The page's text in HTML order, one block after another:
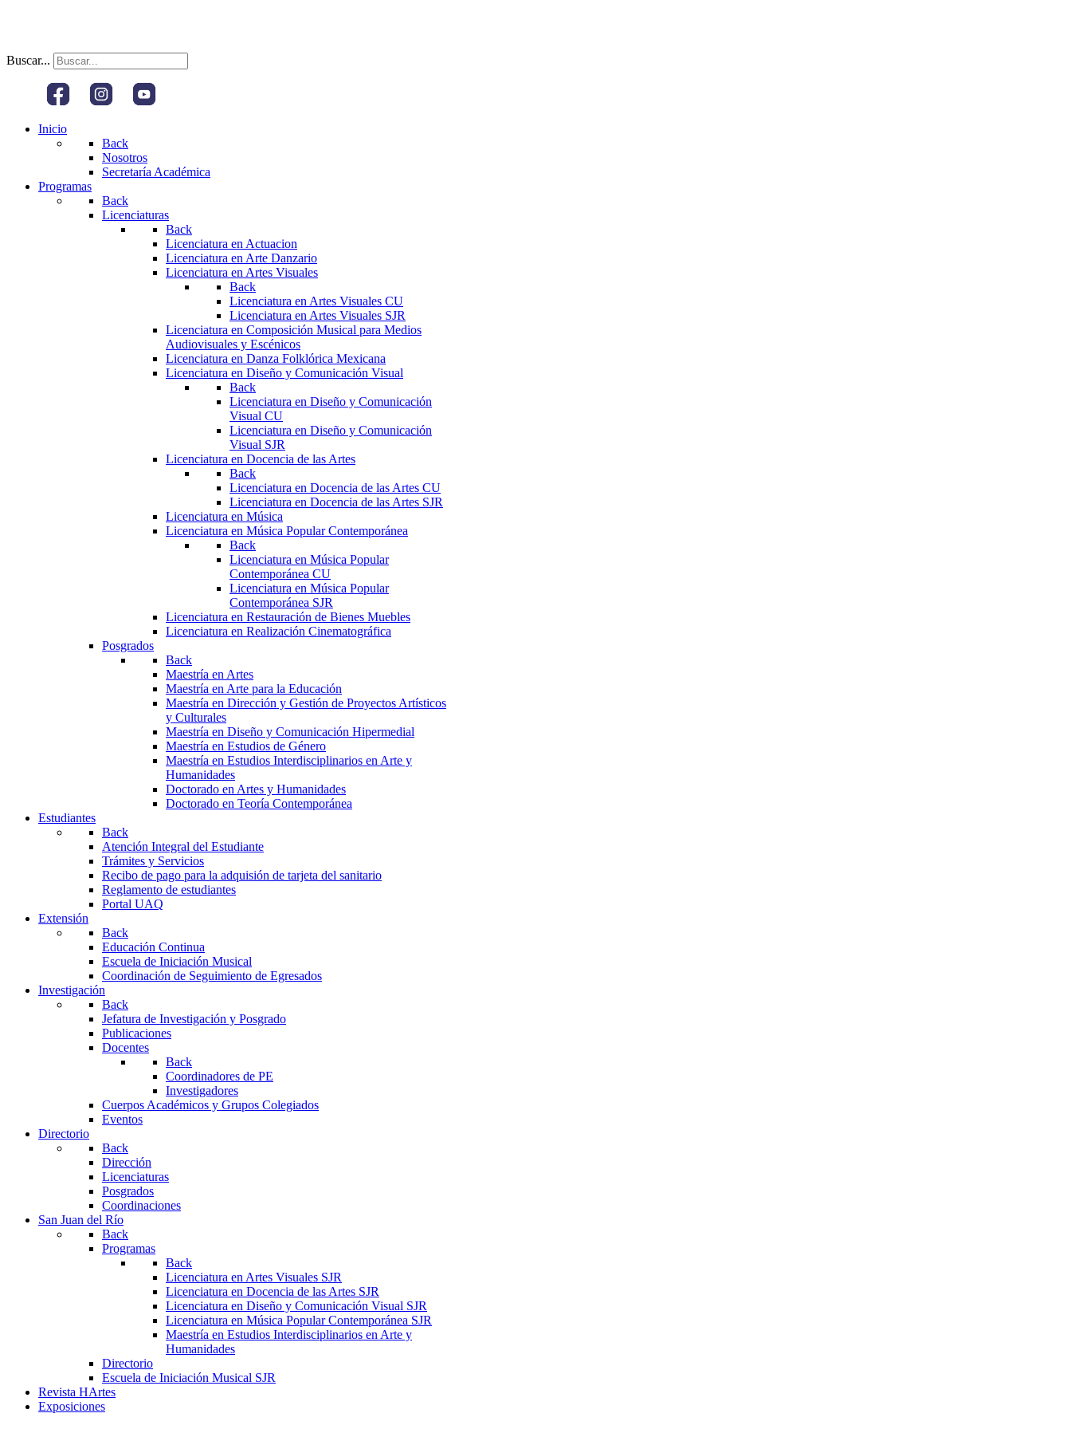
Buscar...
Inicio
Back
Nosotros
Secretaría Académica
Programas
Back
Licenciaturas
Back
Licenciatura en Actuacion
Licenciatura en Arte Danzario
Licenciatura en Artes Visuales
Back
Licenciatura en Artes Visuales CU
Licenciatura en Artes Visuales SJR
Licenciatura en Composición Musical para Medios
Audiovisuales y Escénicos
Licenciatura en Danza Folklórica Mexicana
Licenciatura en Diseño y Comunicación Visual
Back
Licenciatura en Diseño y Comunicación
Visual CU
Licenciatura en Diseño y Comunicación
Visual SJR
Licenciatura en Docencia de las Artes
Back
Licenciatura en Docencia de las Artes CU
Licenciatura en Docencia de las Artes SJR
Licenciatura en Música
Licenciatura en Música Popular Contemporánea
Back
Licenciatura en Música Popular
Contemporánea CU
Licenciatura en Música Popular
Contemporánea SJR
Licenciatura en Restauración de Bienes Muebles
Licenciatura en Realización Cinematográfica
Posgrados
Back
Maestría en Artes
Maestría en Arte para la Educación
Maestría en Dirección y Gestión de Proyectos Artísticos
y Culturales
Maestría en Diseño y Comunicación Hipermedial
Maestría en Estudios de Género
Maestría en Estudios Interdisciplinarios en Arte y
Humanidades
Doctorado en Artes y Humanidades
Doctorado en Teoría Contemporánea
Estudiantes
Back
Atención Integral del Estudiante
Trámites y Servicios
Recibo de pago para la adquisión de tarjeta del sanitario
Reglamento de estudiantes
Portal UAQ
Extensión
Back
Educación Continua
Escuela de Iniciación Musical
Coordinación de Seguimiento de Egresados
Investigación
Back
Jefatura de Investigación y Posgrado
Publicaciones
Docentes
Back
Coordinadores de PE
Investigadores
Cuerpos Académicos y Grupos Colegiados
Eventos
Directorio
Back
Dirección
Licenciaturas
Posgrados
Coordinaciones
San Juan del Río
Back
Programas
Back
Licenciatura en Artes Visuales SJR
Licenciatura en Docencia de las Artes SJR
Licenciatura en Diseño y Comunicación Visual SJR
Licenciatura en Música Popular Contemporánea SJR
Maestría en Estudios Interdisciplinarios en Arte y
Humanidades
Directorio
Escuela de Iniciación Musical SJR
Revista HArtes
Exposiciones